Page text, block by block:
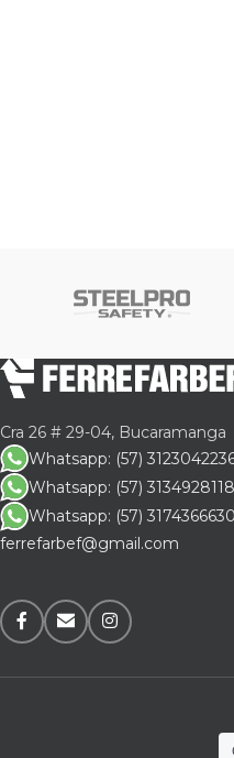
Cra 26 # 29-04, Bucaramanga
Whatsapp: (57)
Whatsapp: (57) 3134928118
Whatsapp: (57) 3174366630
ferrefarbef@gmail.com